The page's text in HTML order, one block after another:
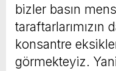
bizler basın
konsantre
görmekteyiz.